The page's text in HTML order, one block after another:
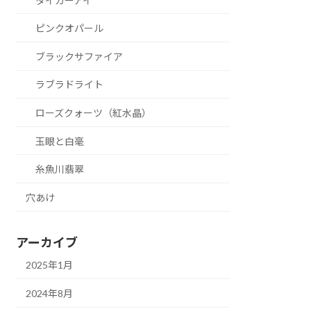
ピンクオパール
ブラックサファイア
ラブラドライト
ローズクォーツ（紅水晶）
玉眼と白毫
糸魚川翡翠
穴あけ
アーカイブ
2025年1月
2024年8月